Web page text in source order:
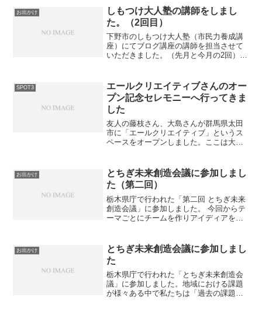
ヤフースタッフという顔ぶれ。実際の合
宿は2泊3...
お出かけ
しもつけ大人塾の講師をしまし
た。（2回目）
下野市のしもつけ大人塾（市民力養成講
座）にてブログ講座の講師を担当させて
いただきました。（先月と今月の2回）
にフォローすることはやっぱり大切だと
改めて思いました。 下...
SPOT3
エールクリエイティブさんのオー
プン記念セレモニーへ行ってきま
した
友人の藤枝さん、大島さんが群馬県太田
市に「エールクリエイティブ」というス
ペースをオープンしました。ここは大き
す。私たちがコワーキングスペース
SPOT3を運営してきたノ...
お出かけ
とちぎ未来創造会議に参加しまし
た（第二回）
栃木県庁で行われた「第二回 とちぎ未来
創造会議」に参加しました。 今回からテ
ーマごとにチームを作りアイディアを出
をしている中で底なし沼に入った気分。
「コミュニケーショ...
お出かけ
とちぎ未来創造会議に参加しまし
た
栃木県庁で行われた「とちぎ未来創造会
議」に参加しました。地域における課題
が様々ある中で私たちは「過去の課題」